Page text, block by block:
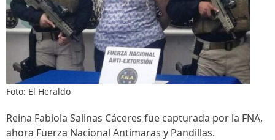
Foto: El Heraldo
Reina Fabiola Salinas Cáceres fue capturada por la FNA,
ahora Fuerza Nacional Antimaras y Pandillas.